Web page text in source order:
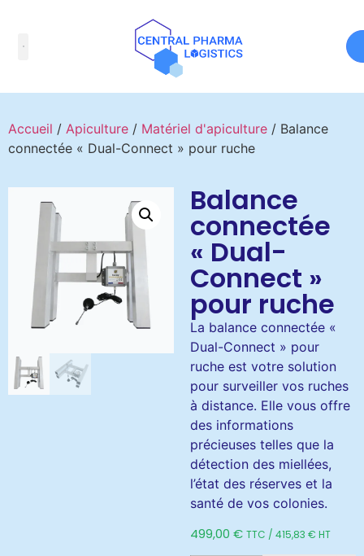
Accueil / Apiculture / Matériel d'apiculture / Balance
connectée « Dual-Connect » pour ruche
Balance
connectée
« Dual-
Connect »
pour ruche
La balance connectée «
Dual-Connect » pour
ruche est votre solution
pour surveiller vos ruches
à distance. Elle vous offre
des informations
précieuses telles que la
détection des miellées,
l’état des réserves et la
santé de vos colonies.
499,00 € TTC / 415,83 € HT